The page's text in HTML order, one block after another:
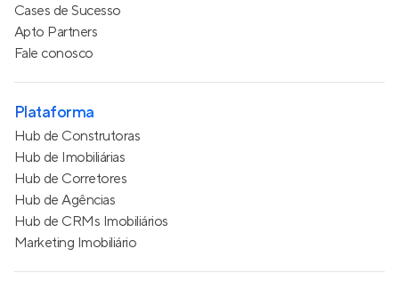
Cases de Sucesso
Apto Partners
Fale conosco
Plataforma
Hub de Construtoras
Hub de Imobiliárias
Hub de Corretores
Hub de Agências
Hub de CRMs Imobiliários
Marketing Imobiliário